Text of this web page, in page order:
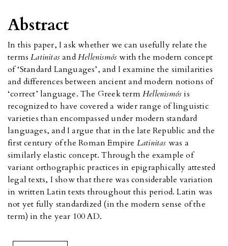
Abstract
In this paper, I ask whether we can usefully relate the
termsLatinitasandHellenismóswith the modern concept
of ‘Standard Languages’, and I examine the similarities
and differences between ancient and modern notions of
‘correct’ language. The Greek termHellenismósis
recognized to have covered a wider range of linguistic
varieties than encompassed under modern standard
languages, and I argue that in the late Republic and the
first century of the Roman Empire Latinitas was a
similarly elastic concept. Through the example of
variant orthographic practices in epigraphically attested
legal texts, I show that there was considerable variation
in written Latin texts throughout this period. Latin was
not yet fully standardized (in the modern sense of the
term) in the year 100 AD.